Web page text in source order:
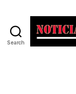
Search